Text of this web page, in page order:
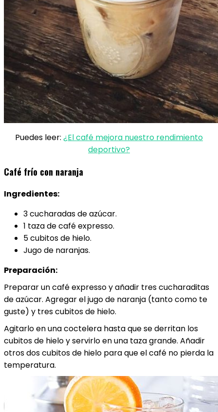
Puedes leer: ¿El café mejora nuestro rendimiento
deportivo?
Café frío con naranja
Ingredientes:
3 cucharadas de azúcar.
1 taza de café expresso.
5 cubitos de hielo.
Jugo de naranjas.
Preparación:
Preparar un café expresso y añadir tres cucharaditas
de azúcar. Agregar el jugo de naranja (tanto como te
guste) y tres cubitos de hielo.
Agitarlo en una coctelera hasta que se derritan los
cubitos de hielo y servirlo en una taza grande. Añadir
otros dos cubitos de hielo para que el café no pierda la
temperatura.